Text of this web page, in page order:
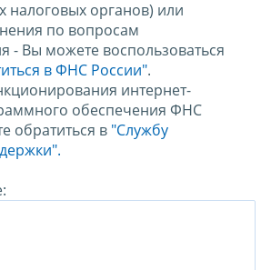
налоговых органов) или
по вопросам
- Вы можете воспользоваться
в ФНС России".
интернет-
обеспечения ФНС
обратиться в "Службу